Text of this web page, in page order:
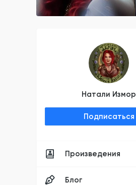
Натали Измор
Подписаться
Произведения
Блог